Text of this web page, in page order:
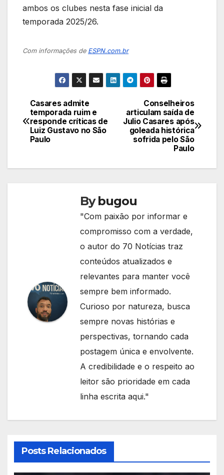
ambos os clubes nesta fase inicial da
temporada 2025/26.
Com informações de ESPN.com.br
Navegação
de
Conselheiros
articulam saída de
Julio Casares após
goleada histórica
sofrida pelo São
Paulo
Casares admite
temporada ruim e
responde críticas de
Luiz Gustavo no São
Paulo
Bybugou
"Com paixão por informar e
compromisso com a verdade,
o autor do 70 Notícias traz
conteúdos atualizados e
relevantes para manter você
sempre bem informado.
Curioso por natureza, busca
sempre novas histórias e
perspectivas, tornando cada
postagem única e envolvente.
A credibilidade e o respeito ao
leitor são prioridade em cada
linha escrita aqui."
Posts Relacionados